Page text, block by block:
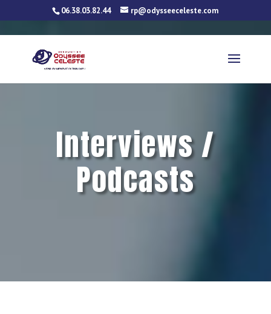
06.38.03.82.44 rp@odysseeceleste.com
Interviews /
Podcasts